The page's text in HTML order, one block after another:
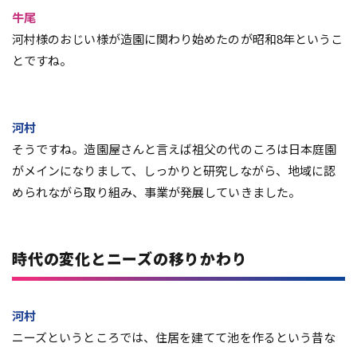
牛尾
河村様のおじい様が造園に関わり始めたのが昭和8年というこ
とですね。
河村
そうですね。造園屋さんと言えば祖父の代のころは日本庭園
がメインになりまして、しっかりと研究しながら、地域に認
められながら取り組み、事業が発展していきました。
時代の変化とニーズの移りかわり
河村
ニーズというところでは、住居を建てて池を作るという昔な